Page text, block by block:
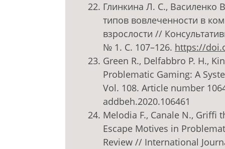
Глинкина Л. С., Василенко
типов вовлеченности в
взрослости //
№ 1. С. 107–126. https://
Green R., Delfabbro P. H.,
Problematic Gaming: A
Vol. 108. Article number
addbeh.2020.106461
Melodia F., Canale N., Griffi
Escape Motives in
Review // International